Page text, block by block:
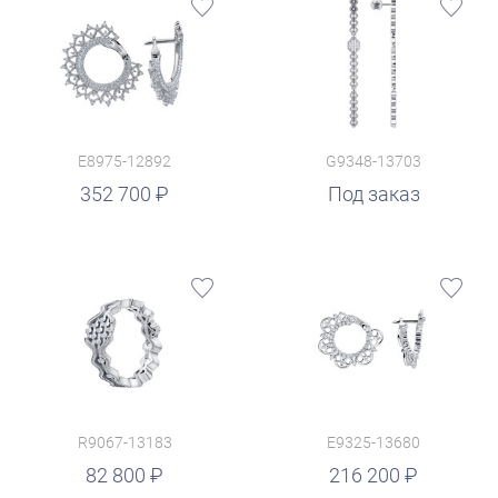
E8975-12892
352 700
G9348-13703
Под заказ
R9067-13183
82 800
E9325-13680
216 200
руб.